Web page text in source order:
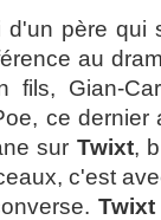
d'un père qui
au
Gian-
ce dernier
sur Twixt,
c'est
Twixt